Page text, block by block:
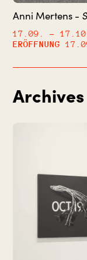
Anni Mertens -
17.09.
–
ERÖFFNUNG
Archives